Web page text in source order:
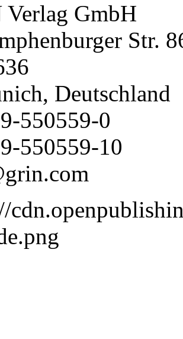
Verlag GmbH
Str.
Deutschland
550559-0
550559-10